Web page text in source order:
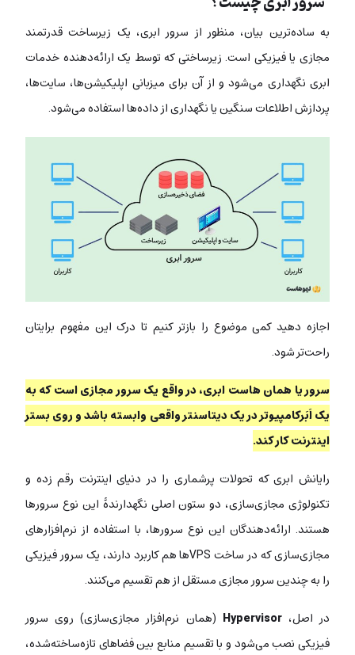
به ساده‌ترین بیان، منظور از سرور ابری، یک زیرساخت قدرتمند
مجازی یا فیزیکی است. زیرساختی که توسط یک ارائه‌دهنده خدمات
ابری نگهداری می‌شود و از آن برای میزبانی اپلیکیشن‌ها، سایت‌ها،
پردازش اطلاعات سنگین یا نگهداری از داده‌ها استفاده می‌شود.
اجازه دهید کمی موضوع را بازتر کنیم تا درک این مفهوم برایتان
راحت‌تر شود.
سرور یا همان هاست ابری، در واقع یک سرور مجازی است که به
یک اَبَرکامپیوتر در یک دیتاسنتر واقعی وابسته باشد و روی بستر
اینترنت کار کند.
رایانش ابری که تحولات پرشماری را در دنیای اینترنت رقم زده و
تکنولوژی مجازی‌سازی، دو ستون اصلی نگهدارندۀ این نوع سرورها
هستند. ارائه‌دهندگان این نوع سرورها، با استفاده از نرم‌افزارهای
مجازی‌سازی که در ساخت VPSها هم کاربرد دارند، یک سرور فیزیکی
را به چندین سرور مجازی مستقل از هم تقسیم می‌کنند.
در اصل،Hypervisor (همان نرم‌افزار مجازی‌سازی) روی سرور
فیزیکی نصب می‌شود و با تقسیم منابع بین فضاهای تازه‌ساخته‌شده،